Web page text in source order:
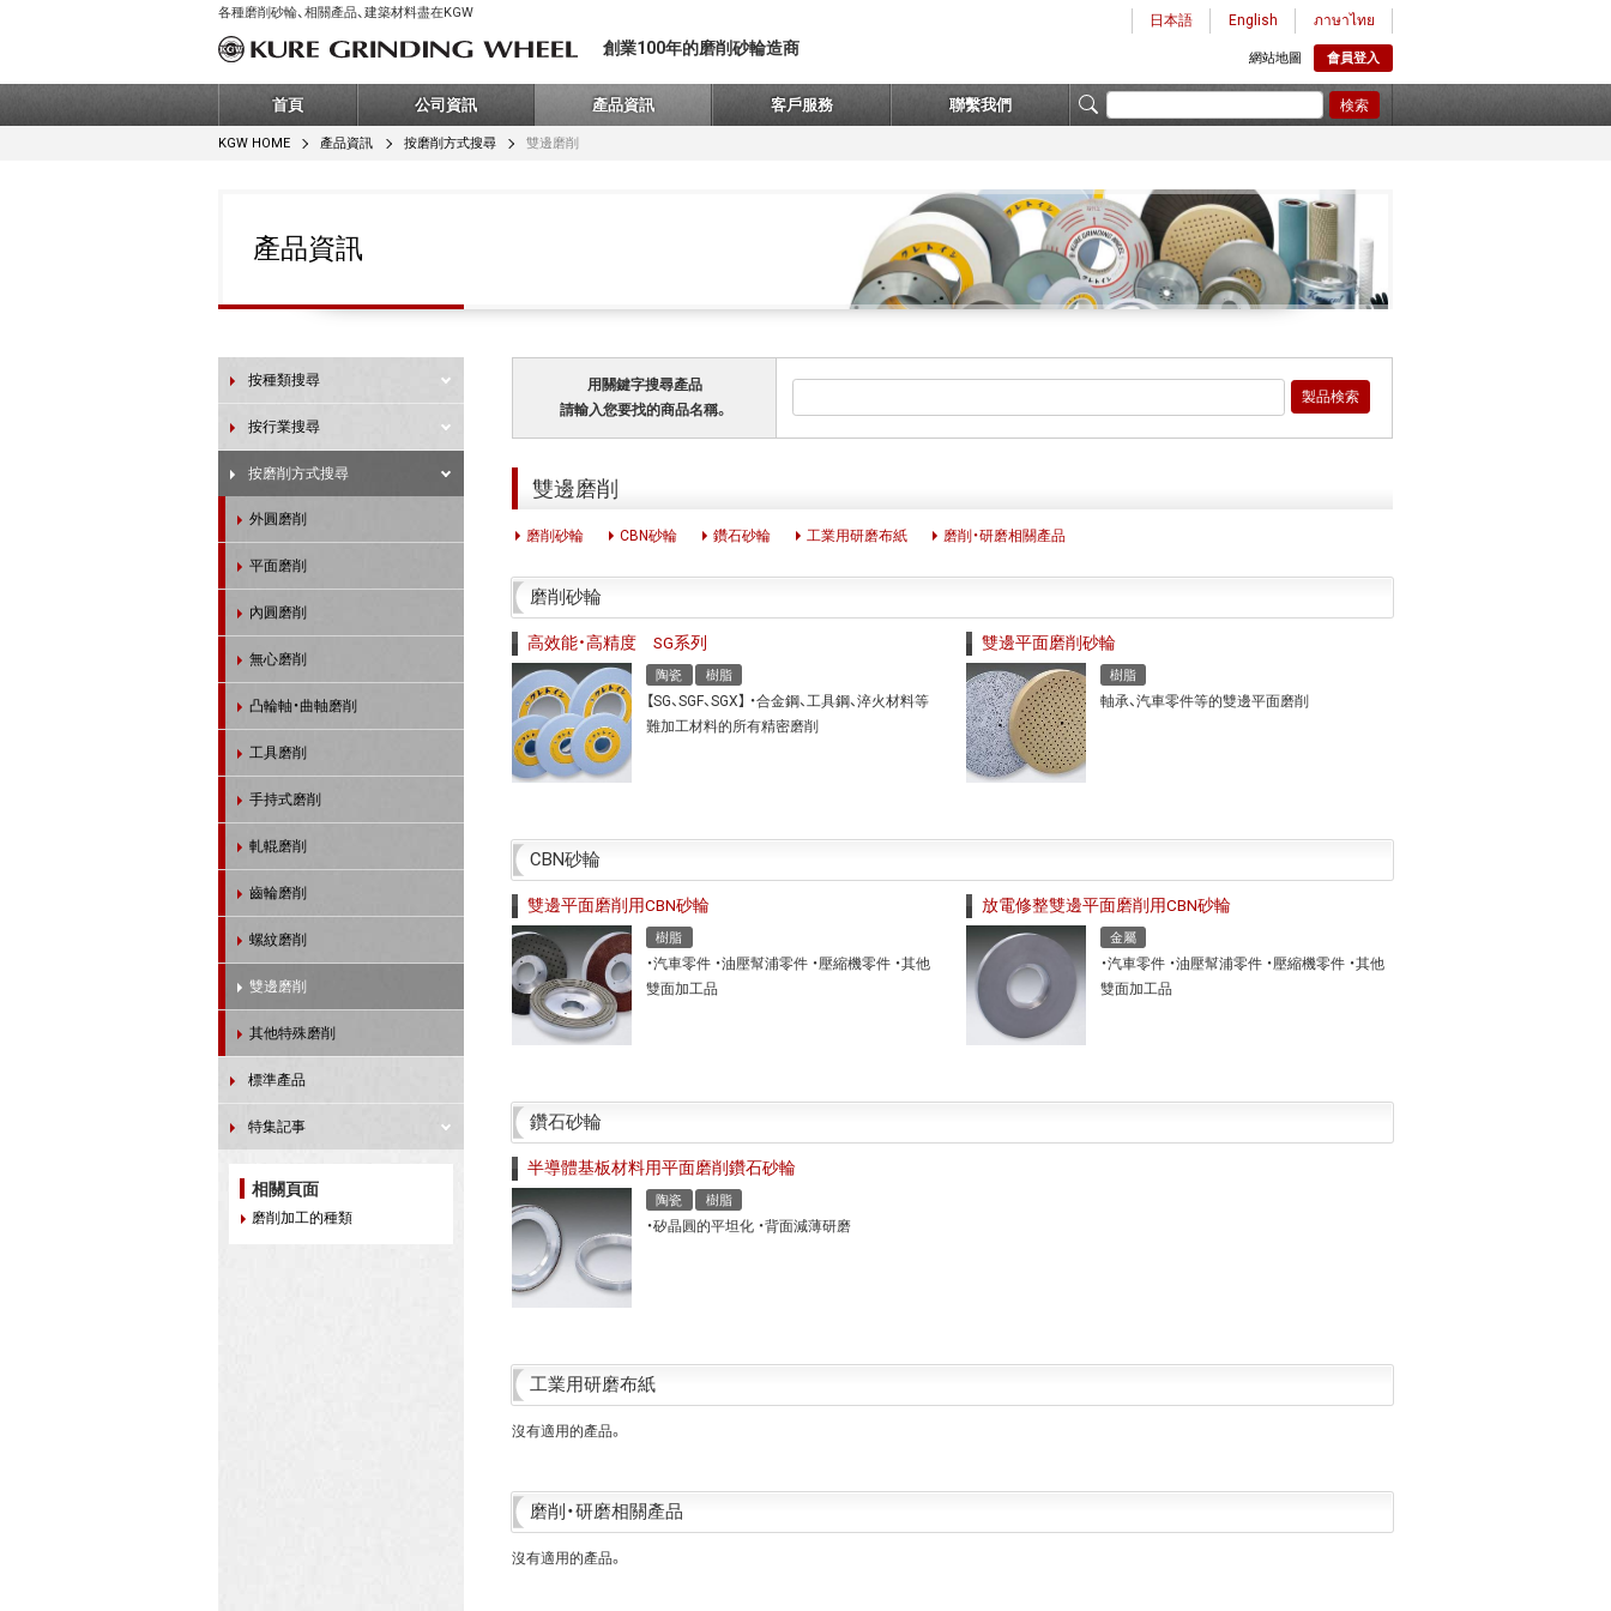
各種磨削砂輪、相關產品、建築材料盡在KGW
創業100年的磨削砂輪造商
日本語 English ภาษาไทย
網站地圖 會員登入
首頁 公司資訊 產品資訊 客戶服務 聯繫我們 検索
KGW HOME 產品資訊 按磨削方式搜尋 雙邊磨削
產品資訊
用關鍵字搜尋產品
請輸入您要找的商品名稱。
製品検索
雙邊磨削
磨削砂輪 CBN砂輪 鑽石砂輪 工業用研磨布紙 磨削・研磨相關產品
磨削砂輪
高效能・高精度 SG系列
陶瓷 樹脂
【SG、SGF、SGX】 ・合金鋼、工具鋼、淬火材料等
難加工材料的所有精密磨削
雙邊平面磨削砂輪
樹脂
軸承、汽車零件等的雙邊平面磨削
CBN砂輪
雙邊平面磨削用CBN砂輪
樹脂
・汽車零件 ・油壓幫浦零件 ・壓縮機零件 ・其他
雙面加工品
放電修整雙邊平面磨削用CBN砂輪
金屬
・汽車零件 ・油壓幫浦零件 ・壓縮機零件 ・其他
雙面加工品
鑽石砂輪
半導體基板材料用平面磨削鑽石砂輪
陶瓷 樹脂
・矽晶圓的平坦化 ・背面減薄研磨
工業用研磨布紙
沒有適用的產品。
磨削・研磨相關產品
沒有適用的產品。
按種類搜尋
按行業搜尋
按磨削方式搜尋
外圓磨削
平面磨削
內圓磨削
無心磨削
凸輪軸・曲軸磨削
工具磨削
手持式磨削
軋輥磨削
齒輪磨削
螺紋磨削
雙邊磨削
其他特殊磨削
標準產品
特集記事
相關頁面
磨削加工的種類